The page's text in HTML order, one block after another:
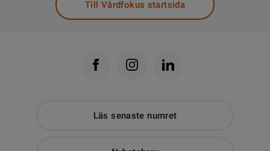
Till Vårdfokus startsida
Läs senaste numret